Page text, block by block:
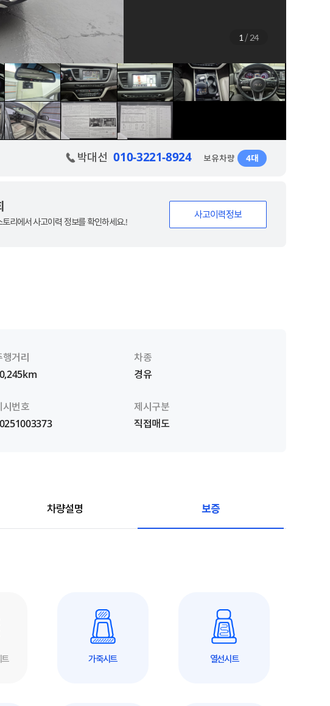
1/24
박대선 010-3221-8924 보유차량 4대
리에서 사고이력 정보를 확인하세요.!
사고이력정보
행거리
차종
경유
시번호
제시구분
직접매도
차량설명 보증
가죽시트 열선시트